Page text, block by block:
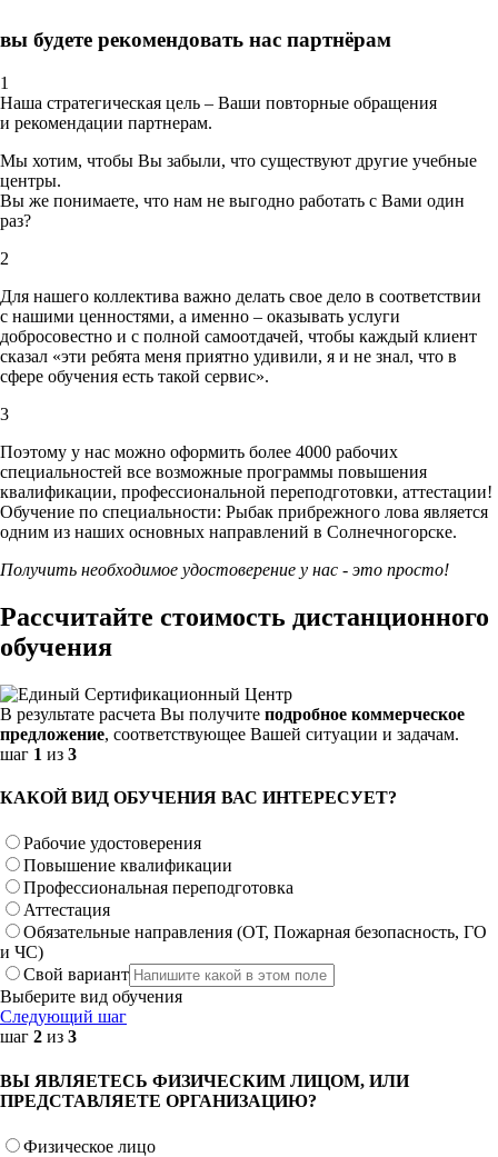
вы будете рекомендовать нас партнёрам
1
Наша стратегическая цель – Ваши повторные обращения
и рекомендации партнерам.
Мы хотим, чтобы Вы забыли, что существуют другие учебные
центры.
Вы же понимаете, что нам не выгодно работать с Вами один
раз?
2
Для нашего коллектива важно делать свое дело в соответствии
с нашими ценностями, а именно – оказывать услуги
добросовестно и с полной самоотдачей, чтобы каждый клиент
сказал «эти ребята меня приятно удивили, я и не знал, что в
сфере обучения есть такой сервис».
3
Поэтому у нас можно оформить более 4000 рабочих
специальностей все возможные программы повышения
квалификации, профессиональной переподготовки, аттестации!
Обучение по специальности: Рыбак прибрежного лова является
одним из наших основных направлений в Солнечногорске.
Получить необходимое удостоверение у нас - это просто!
Рассчитайте стоимость дистанционного
обучения
В результате расчета Вы получите подробное коммерческое
предложение, соответствующее Вашей ситуации и задачам.
шаг 1 из 3
КАКОЙ ВИД ОБУЧЕНИЯ ВАС ИНТЕРЕСУЕТ?
Рабочие удостоверения
Повышение квалификации
Профессиональная переподготовка
Аттестация
Обязательные направления (ОТ, Пожарная безопасность, ГО
и ЧС)
Свой вариант
Выберите вид обучения
Следующий шаг
шаг 2 из 3
ВЫ ЯВЛЯЕТЕСЬ ФИЗИЧЕСКИМ ЛИЦОМ, ИЛИ
ПРЕДСТАВЛЯЕТЕ ОРГАНИЗАЦИЮ?
Физическое лицо